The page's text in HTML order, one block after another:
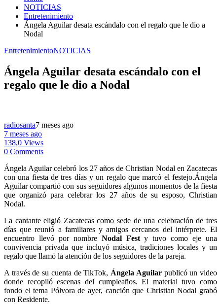
NOTICIAS
Entretenimiento
Ángela Aguilar desata escándalo con el regalo que le dio a
Nodal
EntretenimientoNOTICIAS
Ángela Aguilar desata escándalo con el
regalo que le dio a Nodal
radiosanta7 meses ago
7 meses ago
138,0 Views
0 Comments
Ángela Aguilar celebró los 27 años de Christian Nodal en Zacatecas
con una fiesta de tres días y un regalo que marcó el festejo.Ángela
Aguilar compartió con sus seguidores algunos momentos de la fiesta
que organizó para celebrar los 27 años de su esposo, Christian
Nodal.
La cantante eligió Zacatecas como sede de una celebración de tres
días que reunió a familiares y amigos cercanos del intérprete. El
encuentro llevó por nombre Nodal Festy tuvo como eje una
convivencia privada que incluyó música, tradiciones locales y un
regalo que llamó la atención de los seguidores de la pareja.
A través de su cuenta de TikTok, Ángela Aguilar publicó un video
donde recopiló escenas del cumpleaños. El material tuvo como
fondo el tema Pólvora de ayer, canción que Christian Nodal grabó
con Residente.